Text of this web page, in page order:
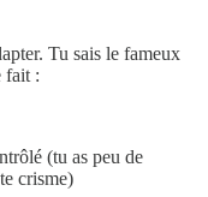
Tu sais le fameux
fait :
(tu as peu de
crisme)